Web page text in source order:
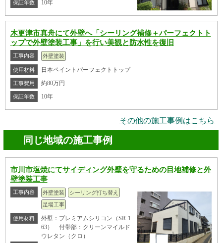
保証年数 10年
木更津市真舟にて外壁へ「シーリング補修＋パーフェクトト
ップで外壁塗装工事」を行い美観と防水性を復旧
工事内容 外壁塗装
使用材料 日本ペイントパーフェクトトップ
工事費用 約80万円
保証年数 10年
その他の施工事例はこちら
同じ地域の施工事例
市川市塩焼にてサイディング外壁を守るための目地補修と外
壁塗装工事
工事内容 外壁塗装
シーリング打ち替え
足場工事
使用材料
外壁：プレミアムシリコン（SR-1
63） 付帯部：クリーンマイルド
ウレタン（クロ）